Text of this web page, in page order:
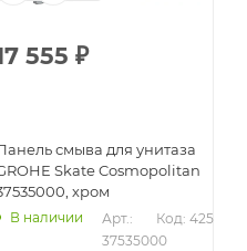
555 ₽
смыва для унитаза
Skate Cosmopolitan
хром
В наличии
Арт.:
37535000
Код: 42573